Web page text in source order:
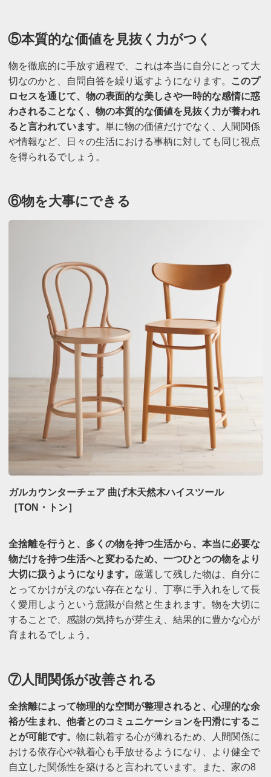
⑤本質的な価値を見抜く力がつく
物を徹底的に手放す過程で、これは本当に自分にとって大
切なのかと、自問自答を繰り返すようになります。
このプ
ロセスを通じて、物の表面的な美しさや一時的な感情に惑
わされることなく、物の本質的な価値を見抜く力が養われ
ると言われています。 単に物の価値だけでなく、人間関係
や情報など、日々の生活における事柄に対しても同じ視点
を得られるでしょう。
⑥物を大事にできる
ガルカウンターチェア 曲げ木天然木ハイスツール
［TON・トン］
全捨離を行うと、多くの物を持つ生活から、本当に必要な
物だけを持つ生活へと変わるため、一つひとつの物をより
大切に扱うようになります。 厳選して残した物は、自分に
とってかけがえのない存在となり、丁寧に手入れをして長
く愛用しようという意識が自然と生まれます。物を大切に
することで、感謝の気持ちが芽生え、結果的に豊かな心が
育まれるでしょう。
⑦人間関係が改善される
全捨離によって物理的な空間が整理されると、心理的な余
裕が生まれ、他者とのコミュニケーションを円滑にするこ
とが可能です。 物に執着する心が薄れるため、人間関係に
おける依存心や執着心も手放せるようになり、より健全で
自立した関係性を築けると言われています。また、家の8